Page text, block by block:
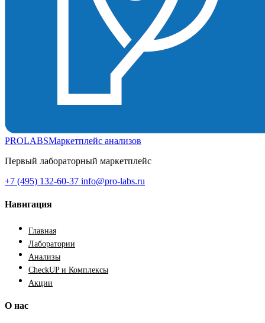
PROLABSМаркетплейс анализов
Первый лабораторный маркетплейс
+7 (495) 132-60-37 info@pro-labs.ru
Навигация
Главная
Лаборатории
Анализы
CheckUP и Комплексы
Акции
О нас